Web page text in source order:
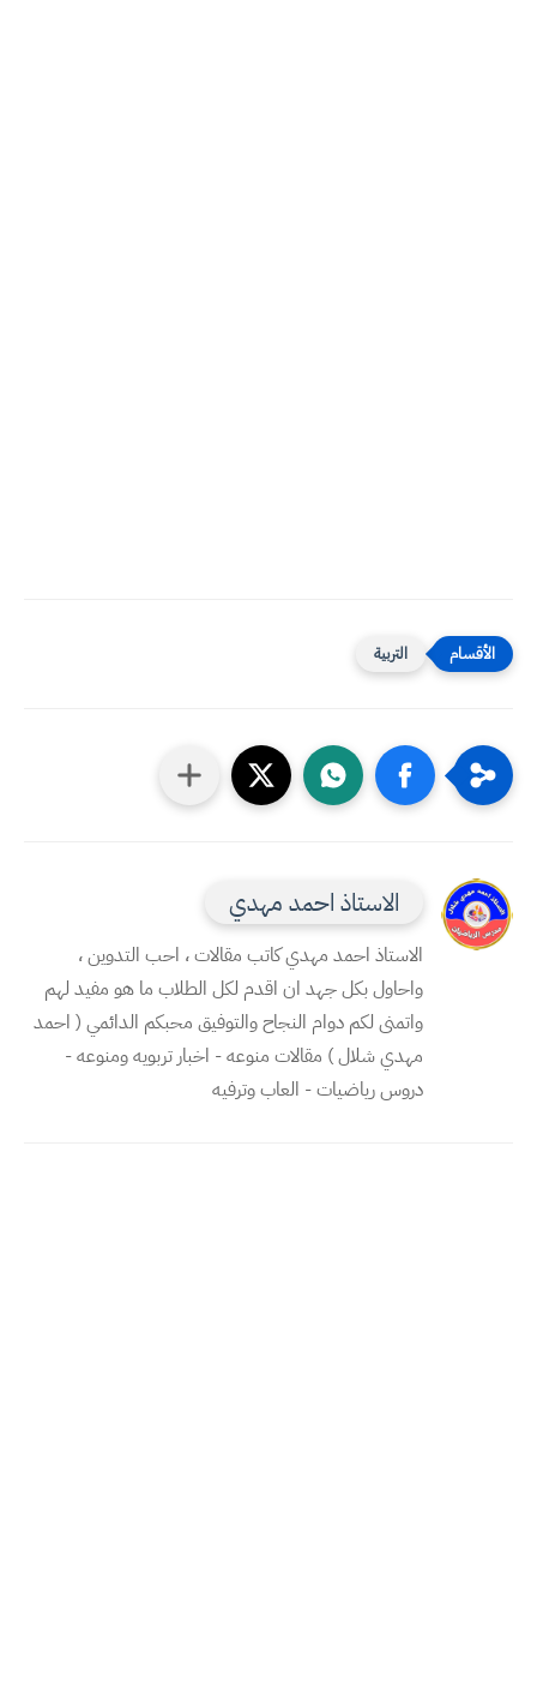
التربية
الاستاذ احمد مهدي
الاستاذ احمد مهدي كاتب مقالات ، احب التدوين ،
واحاول بكل جهد ان اقدم لكل الطلاب ما هو مفيد لهم
واتمنى لكم دوام النجاح والتوفيق محبكم الدائمي ( احمد
مهدي شلال ) مقالات منوعه - اخبار تربويه ومنوعه -
دروس رياضيات - العاب وترفيه